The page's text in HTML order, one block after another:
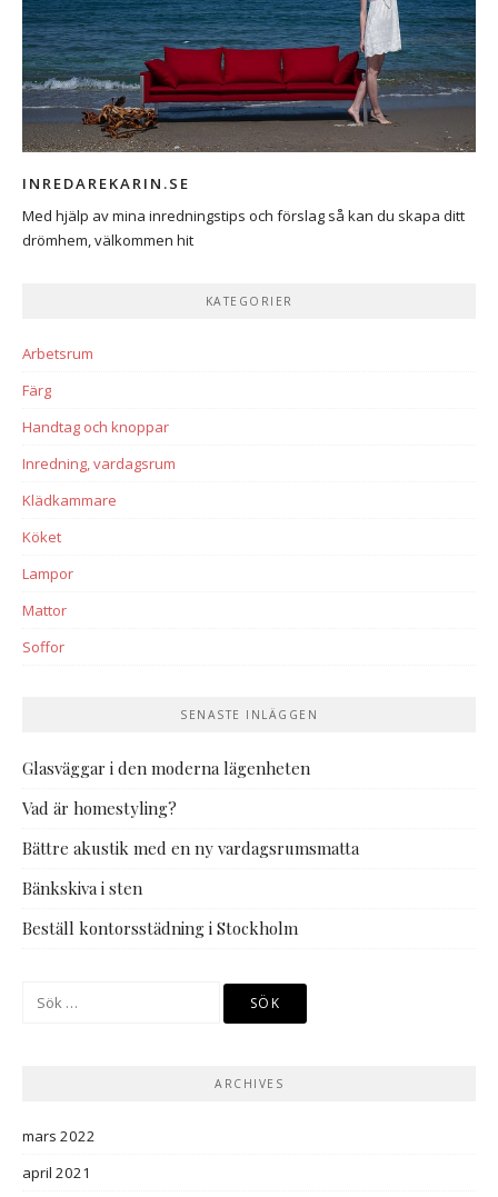
INREDAREKARIN.SE
Med hjälp av mina inredningstips och förslag så kan du skapa ditt
drömhem, välkommen hit
KATEGORIER
Arbetsrum
Färg
Handtag och knoppar
Inredning, vardagsrum
Klädkammare
Köket
Lampor
Mattor
Soffor
SENASTE INLÄGGEN
Glasväggar i den moderna lägenheten
Vad är homestyling?
Bättre akustik med en ny vardagsrumsmatta
Bänkskiva i sten
Beställ kontorsstädning i Stockholm
ARCHIVES
mars 2022
april 2021